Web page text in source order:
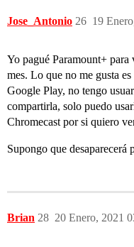
Jose_Antonio 19
26
Yo pagué Paramount+
mes. Lo que no me gusta
Google Play, no tengo
compartirla, solo puedo
Chromecast por si quiero
Supongo que desaparecerá
Brian 20 Enero, 2021
28